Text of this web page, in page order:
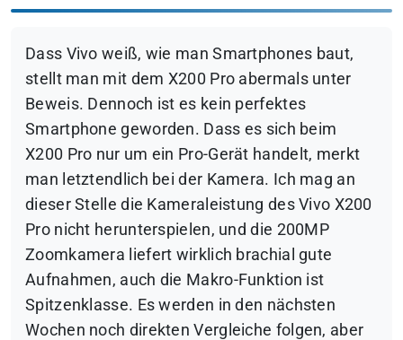
Dass Vivo weiß, wie man Smartphones baut,
stellt man mit dem X200 Pro abermals unter
Beweis. Dennoch ist es kein perfektes
Smartphone geworden. Dass es sich beim
X200 Pro nur um ein Pro-Gerät handelt, merkt
man letztendlich bei der Kamera. Ich mag an
dieser Stelle die Kameraleistung des Vivo X200
Pro nicht herunterspielen, und die 200MP
Zoomkamera liefert wirklich brachial gute
Aufnahmen, auch die Makro-Funktion ist
Spitzenklasse. Es werden in den nächsten
Wochen noch direkten Vergleiche folgen, aber